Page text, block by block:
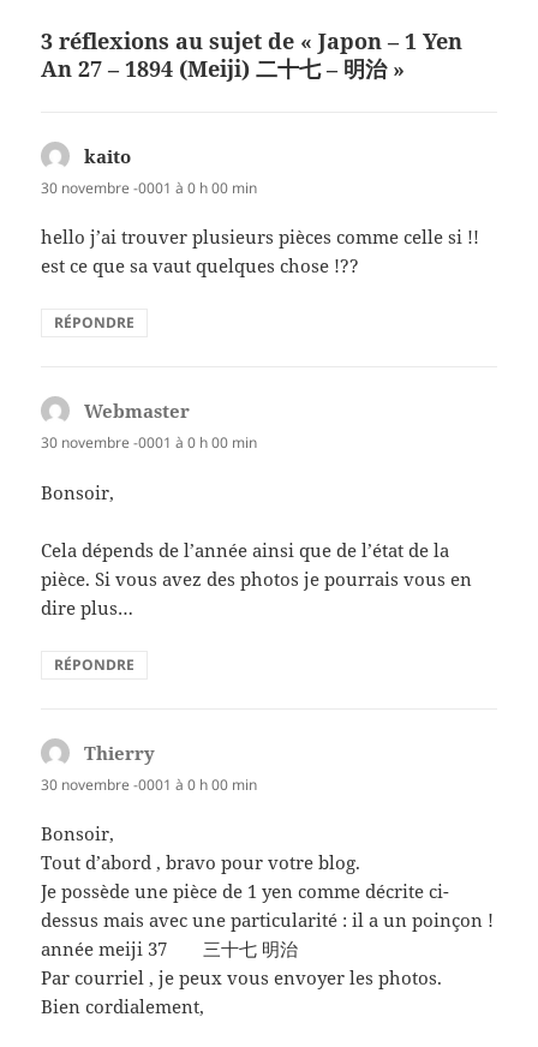
3 réflexions au sujet de « Japon – 1 Yen
An 27 – 1894 (Meiji) 二十七 – 明治 »
kaito
30 novembre -0001 à 0 h 00 min
hello j’ai trouver plusieurs pièces comme celle si !!
est ce que sa vaut quelques chose !??
RÉPONDRE
Webmaster
30 novembre -0001 à 0 h 00 min
Bonsoir,
Cela dépends de l’année ainsi que de l’état de la
pièce. Si vous avez des photos je pourrais vous en
dire plus…
RÉPONDRE
Thierry
30 novembre -0001 à 0 h 00 min
Bonsoir,
Tout d’abord , bravo pour votre blog.
Je possède une pièce de 1 yen comme décrite ci-
dessus mais avec une particularité : il a un poinçon !
année meiji 37 三十七 明治
Par courriel , je peux vous envoyer les photos.
Bien cordialement,